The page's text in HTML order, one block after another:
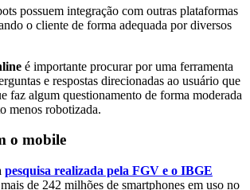
possuem integração com outras plataformas
o cliente de forma adequada por diversos
é importante procurar por uma ferramenta
e respostas direcionadas ao usuário que
faz algum questionamento de forma moderada
menos robotizada.
o mobile
pesquisa realizada pela FGV e o IBGE
de 242 milhões de smartphones em uso no